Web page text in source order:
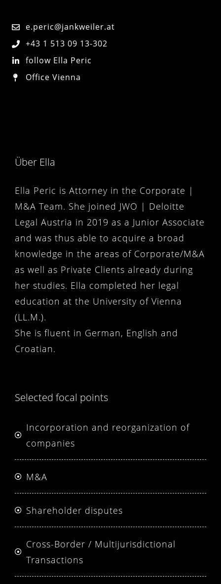
e.peric@jankweiler.at
+43 1 513 09 13-302
follow Ella Peric
Office Vienna
Über Ella
Ella Peric is Attorney in the Corporate |
M&A Team. She joined JWO | Deloitte
Legal Austria in 2019 as a Junior Associate
and was thus able to acquire a broad
knowledge in the areas of Corporate/M&A
as well as Private Clients already during
her studies. Ella completed her legal
education at the University of Vienna
(LL.M.).
She is fluent in German, English and
Croatian.
Selected focal points
Incorporation and reorganization of
companies
M&A
Shareholder disputes
Cross-Border / Multijurisdictional
Transactions